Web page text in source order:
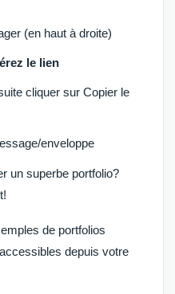
(en haut à droite)
le lien
cliquer sur Copier le
enveloppe
un superbe portfolio?
de portfolios
depuis votre